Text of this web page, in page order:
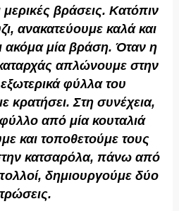
βράσεις. Κατόπιν
ανακατεύουμε καλά και
ακόμα μία βράση. Όταν η
καταρχάς απλώνουμε στην
φύλλα του
κρατήσει. Στη συνέχεια,
από μία κουταλιά
και τοποθετούμε τους
κατσαρόλα, πάνω από
δημιουργούμε δύο